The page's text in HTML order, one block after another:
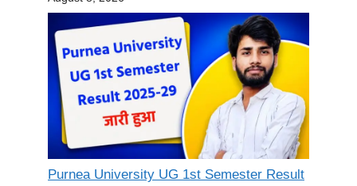
Purnea University UG 1st Semester Result